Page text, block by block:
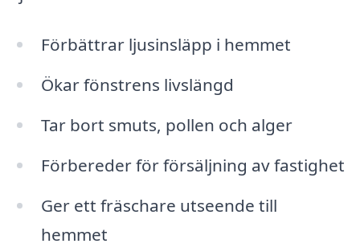
Förbättrar ljusinsläpp i hemmet
Ökar fönstrens livslängd
Tar bort smuts, pollen och alger
Förbereder för försäljning av fastighet
Ger ett fräschare utseende till
hemmet